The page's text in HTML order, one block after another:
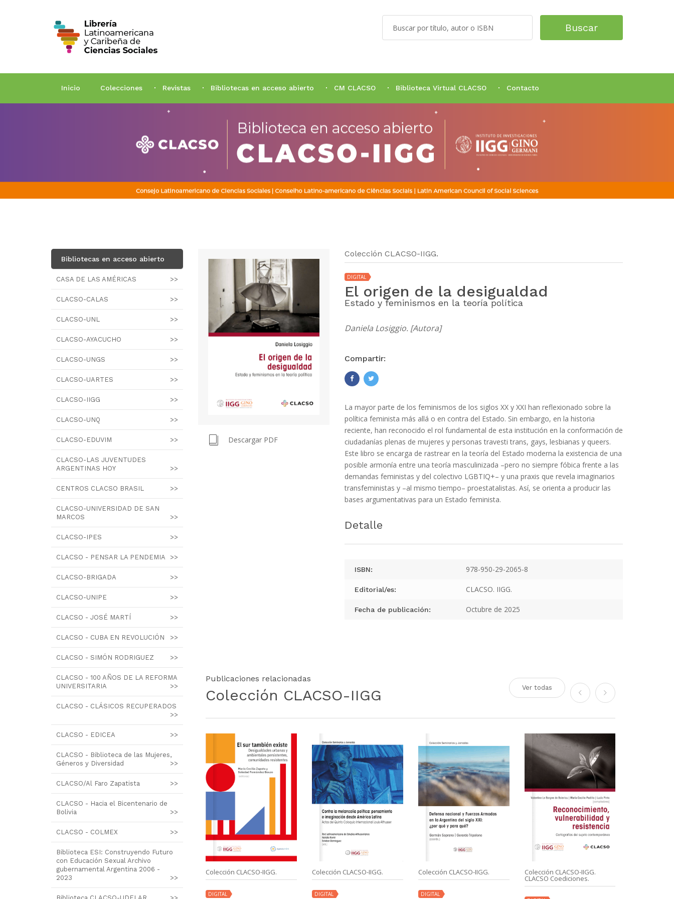
Buscar
Inicio Colecciones Revistas Bibliotecas en acceso abierto CM CLACSO Biblioteca Virtual CLACSO Contacto
Descargar PDF
Colección CLACSO-IIGG.
DIGITAL
El origen de la desigualdad
Estado y feminismos en la teoría política
Daniela Losiggio. [Autora]
Compartir:
La mayor parte de los feminismos de los siglos XX y XXI han reflexionado sobre la
política feminista más allá o en contra del Estado. Sin embargo, en la historia
reciente, han reconocido el rol fundamental de esta institución en la conformación de
ciudadanías plenas de mujeres y personas travesti trans, gays, lesbianas y queers.
Este libro se encarga de rastrear en la teoría del Estado moderna la existencia de una
posible armonía entre una teoría masculinizada –pero no siempre fóbica frente a las
demandas feministas y del colectivo LGBTIQ+– y una praxis que revela imaginarios
transfeministas y –al mismo tiempo– proestatalistas. Así, se orienta a producir las
bases argumentativas para un Estado feminista.
Detalle
ISBN: 978-950-29-2065-8
Editorial/es: CLACSO. IIGG.
Fecha de publicación: Octubre de 2025
Publicaciones relacionadas
Colección CLACSO-IIGG Ver todas
CLACSO-IIGG. Colección CLACSO-IIGG. Colección CLACSO-IIGG.
DIGITAL
Colección CLACSO-IIGG.
DIGITAL
Colección CLACSO-IIGG.
DIGITAL
Colección CLACSO-IIGG.
CLACSO Coediciones.
Bibliotecas en acceso abierto
CASA DE LAS AMÉRICAS >>
CLACSO-CALAS >>
CLACSO-UNL >>
CLACSO-AYACUCHO >>
CLACSO-UNGS >>
CLACSO-UARTES >>
CLACSO-IIGG >>
CLACSO-UNQ >>
CLACSO-EDUVIM >>
CLACSO-LAS JUVENTUDES
ARGENTINAS HOY
>>
CENTROS CLACSO BRASIL >>
CLACSO-UNIVERSIDAD DE SAN
MARCOS
>>
CLACSO-IPES >>
CLACSO - PENSAR LA PENDEMIA >>
CLACSO-BRIGADA >>
CLACSO-UNIPE >>
CLACSO - JOSÉ MARTÍ >>
CLACSO - CUBA EN REVOLUCIÓN >>
CLACSO - SIMÓN RODRIGUEZ >>
CLACSO - 100 AÑOS DE LA REFORMA
UNIVERSITARIA
>>
CLACSO - CLÁSICOS RECUPERADOS
>>
CLACSO - EDICEA >>
CLACSO - Biblioteca de las Mujeres,
Géneros y Diversidad
>>
CLACSO/Al Faro Zapatista >>
CLACSO - Hacia el Bicentenario de
Bolivia
>>
CLACSO - COLMEX >>
Biblioteca ESI: Construyendo Futuro
con Educación Sexual Archivo
gubernamental Argentina 2006 -
2023
>>